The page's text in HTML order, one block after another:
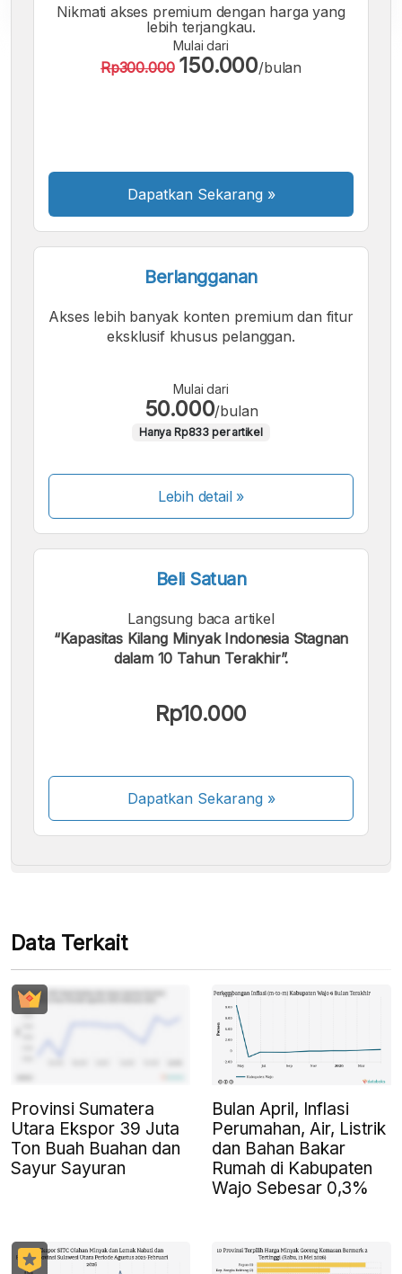
Font
A
Font
A
Font
Nikmati akses premium dengan harga yang
lebih terjangkau.
Mulai dari
Rp300.000 150.000/bulan
Dapatkan Sekarang »
Berlangganan
Akses lebih banyak konten premium dan fitur
eksklusif khusus pelanggan.
Mulai dari
50.000/bulan
Hanya Rp833 per artikel
Lebih detail »
Beli Satuan
Langsung baca artikel
“Kapasitas Kilang Minyak Indonesia Stagnan
dalam 10 Tahun Terakhir”.
Rp10.000
Dapatkan Sekarang»
Beberapa metode pembayaran masih dalam
Data Terkait
Provinsi Sumatera
Utara Ekspor 39 Juta
Ton Buah Buahan dan
Sayur Sayuran
Bulan April, Inflasi
Perumahan, Air, Listrik
dan Bahan Bakar
Rumah di Kabupaten
Wajo Sebesar 0,3%